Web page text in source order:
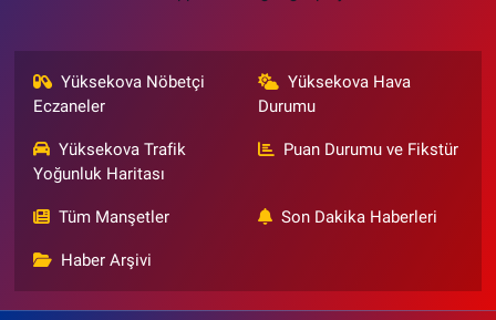
Yüksekova Nöbetçi
Eczaneler
Yüksekova Hava
Durumu
Yüksekova Trafik
Yoğunluk Haritası
Puan Durumu ve Fikstür
Tüm Manşetler Son Dakika Haberleri
Haber Arşivi